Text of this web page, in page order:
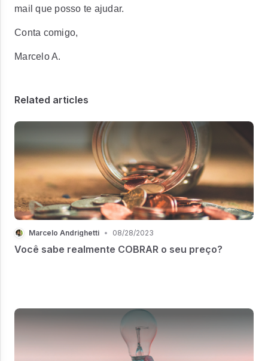
mail que posso te ajudar.
Conta comigo,
Marcelo A.
Related articles
Marcelo Andrighetti • 08/28/2023
Você sabe realmente COBRAR o seu preço?